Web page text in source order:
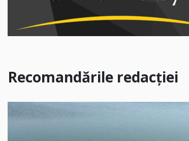
Recomandările redacției